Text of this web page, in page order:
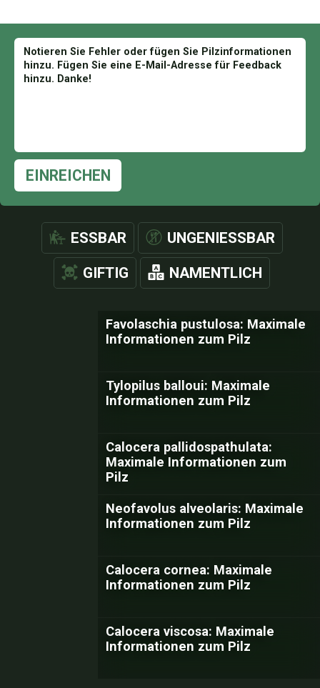
EINREICHEN
ESSBAR UNGENIESSBAR
GIFTIG NAMENTLICH
Favolaschia pustulosa: Maximale
Informationen zum Pilz
Tylopilus balloui: Maximale
Informationen zum Pilz
Calocera pallidospathulata:
Maximale Informationen zum
Pilz
Neofavolus alveolaris: Maximale
Informationen zum Pilz
Calocera cornea: Maximale
Informationen zum Pilz
Calocera viscosa: Maximale
Informationen zum Pilz